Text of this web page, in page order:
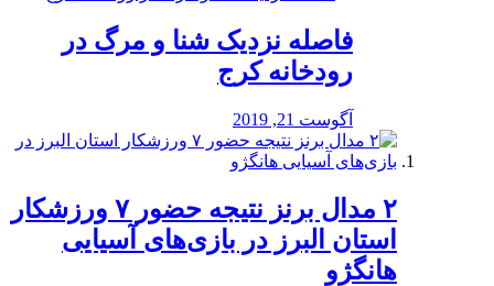
️فاصله نزدیک شنا و مرگ در
رودخانه کرج
آگوست 21, 2019
۲ مدال برنز نتیجه حضور ۷ ورزشکار
استان البرز در بازی‌های آسیایی
هانگژو